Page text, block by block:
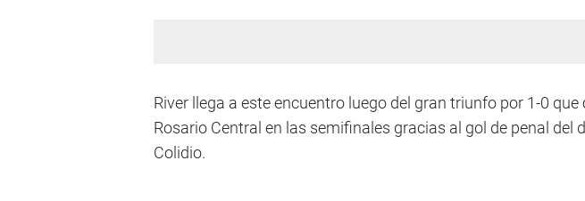
River llega a este encuentro luego del gran triunfo por 1-0
Rosario Central en las semifinales gracias al gol de penal del
Colidio.